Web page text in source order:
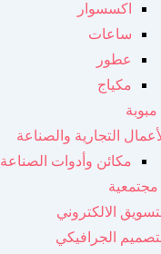
اكسسوار
ساعات
عطور
مكياج
مبوبة
التجارية والصناعة
مكائن ​​وأدوات الصناعة
الالكتروني
الجرافيكي